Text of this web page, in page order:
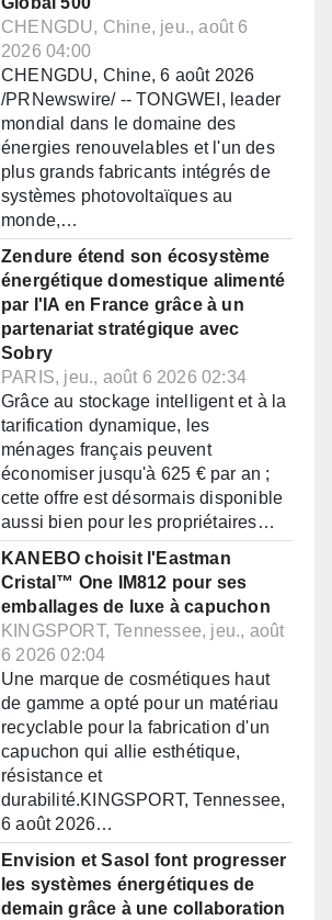
CHENGDU, Chine, jeu., août 6
2026 04:00
CHENGDU, Chine, 6 août 2026
/PRNewswire/ -- TONGWEI, leader
mondial dans le domaine des
énergies renouvelables et l'un des
plus grands fabricants intégrés de
systèmes photovoltaïques au
monde,…
Zendure étend son écosystème
énergétique domestique alimenté
par l'IA en France grâce à un
partenariat stratégique avec
Sobry
PARIS, jeu., août 6 2026 02:34
Grâce au stockage intelligent et à la
tarification dynamique, les
ménages français peuvent
économiser jusqu'à 625 € par an ;
cette offre est désormais disponible
aussi bien pour les propriétaires…
KANEBO choisit l'Eastman
Cristal™ One IM812 pour ses
emballages de luxe à capuchon
KINGSPORT, Tennessee, jeu., août
6 2026 02:04
Une marque de cosmétiques haut
de gamme a opté pour un matériau
recyclable pour la fabrication d'un
capuchon qui allie esthétique,
résistance et
durabilité.KINGSPORT, Tennessee,
6 août 2026…
Envision et Sasol font progresser
les systèmes énergétiques de
demain grâce à une collaboration